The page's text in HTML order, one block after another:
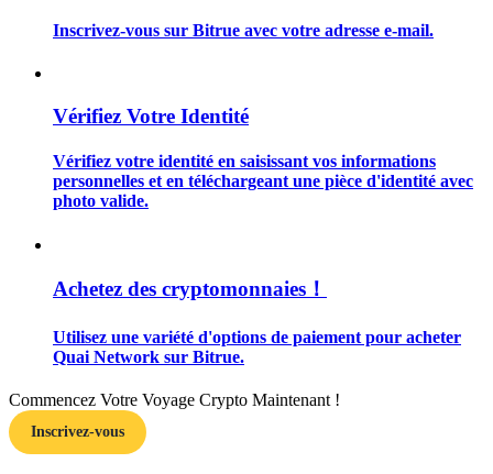
Guide de démarrage des contrats à terme
Stratégies de trading
Inscrivez-vous sur Bitrue avec votre adresse e-mail.
Vérifiez Votre Identité
Vérifiez votre identité en saisissant vos informations
personnelles et en téléchargeant une pièce d'identité avec
photo valide.
Achetez des cryptomonnaies！
Utilisez une variété d'options de paiement pour acheter
Quai Network sur Bitrue.
Commencez Votre Voyage Crypto Maintenant !
Inscrivez-vous